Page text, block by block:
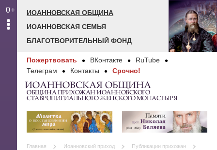
0+
ИОАННОВСКАЯ ОБЩИНА
ИОАННОВСКАЯ СЕМЬЯ
БЛАГОТВОРИТЕЛЬНЫЙ ФОНД
Пожертвовать ВКонтакте
RuTube
Телеграм
Контакты Срочно!
ИОАННОВСКАЯ ОБЩИНА
ОБЩИНА ПРИХОЖАН ИОАННОВСКОГО
СТАВРОПИГИАЛЬНОГО ЖЕНСКОГО МОНАСТЫРЯ
Главная Иоанновский приход
Публикации прихожан